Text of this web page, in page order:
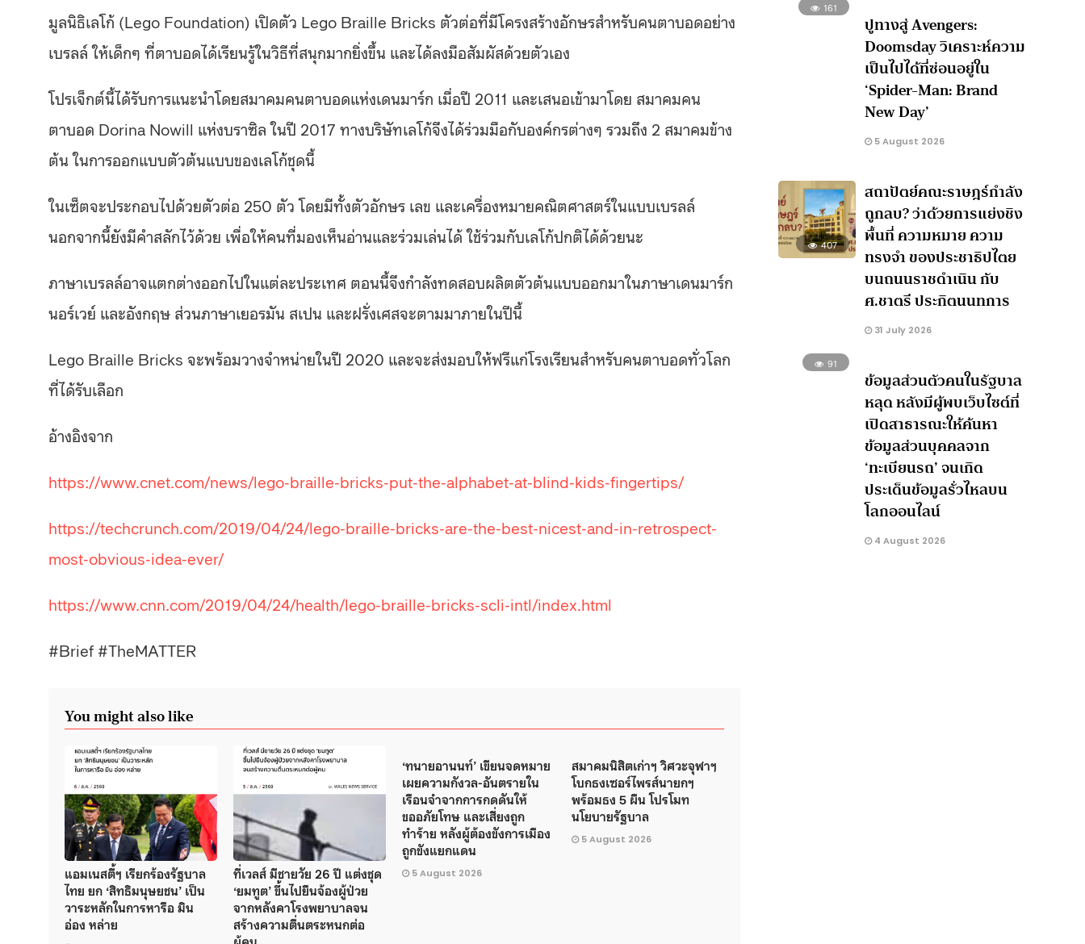
มูลนิธิเลโก้ (Lego Foundation) เปิดตัว Lego Braille Bricks ตัวต่อที่มีโครงสร้างอักษรสำหรับคนตาบอดอย่าง
เบรลล์ ให้เด็กๆ ที่ตาบอดได้เรียนรู้ในวิธีที่สนุกมากยิ่งขึ้น และได้ลงมือสัมผัสด้วยตัวเอง
โปรเจ็กต์นี้ได้รับการแนะนำโดยสมาคมคนตาบอดแห่งเดนมาร์ก เมื่อปี 2011 และเสนอเข้ามาโดย สมาคมคน
ตาบอด Dorina Nowill แห่งบราซิล ในปี 2017 ทางบริษัทเลโก้จึงได้ร่วมมือกับองค์กรต่างๆ รวมถึง 2 สมาคมข้าง
ต้น ในการออกแบบตัวต้นแบบของเลโก้ชุดนี้
ในเซ็ตจะประกอบไปด้วยตัวต่อ 250 ตัว โดยมีทั้งตัวอักษร เลข และเครื่องหมายคณิตศาสตร์ในแบบเบรลล์
นอกจากนี้ยังมีคำสลักไว้ด้วย เพื่อให้คนที่มองเห็นอ่านและร่วมเล่นได้ ใช้ร่วมกับเลโก้ปกติได้ด้วยนะ
ภาษาเบรลล์อาจแตกต่างออกไปในแต่ละประเทศ ตอนนี้จึงกำลังทดสอบผลิตตัวต้นแบบออกมาในภาษาเดนมาร์ก
นอร์เวย์ และอังกฤษ ส่วนภาษาเยอรมัน สเปน และฝรั่งเศสจะตามมาภายในปีนี้
Lego Braille Bricks จะพร้อมวางจำหน่ายในปี 2020 และจะส่งมอบให้ฟรีแก่โรงเรียนสำหรับคนตาบอดทั่วโลก
ที่ได้รับเลือก
อ้างอิงจาก
https://www.cnet.com/news/lego-braille-bricks-put-the-alphabet-at-blind-kids-fingertips/
https://techcrunch.com/2019/04/24/lego-braille-bricks-are-the-best-nicest-and-in-retrospect-
most-obvious-idea-ever/
https://www.cnn.com/2019/04/24/health/lego-braille-bricks-scli-intl/index.html
#Brief #TheMATTER
You might also like
แอมเนสตี้ฯ เรียกร้องรัฐบาล
ไทย ยก ‘สิทธิมนุษยชน’ เป็น
วาระหลักในการหารือ มิน
อ่อง หล่าย
ที่เวลส์ มีชายวัย 26 ปี แต่งชุด
‘ยมทูต’ ขึ้นไปยืนจ้องผู้ป่วย
จากหลังคาโรงพยาบาลจน
สร้างความตื่นตระหนกต่อ
‘ทนายอานนท์’ เขียนจดหมาย
เผยความกังวล-อันตรายใน
เรือนจำจากการกดดันให้
ขออภัยโทษ และเสี่ยงถูก
ทำร้าย หลังผู้ต้องขังการเมือง
ถูกขังแยกแดน
5 August 2026
สมาคมนิสิตเก่าฯ วิศวะจุฬาฯ
โบกธงเซอร์ไพรส์นายกฯ
พร้อมธง 5 ผืน โปรโมท
นโยบายรัฐบาล
5 August 2026
161
ปูทางสู่ Avengers:
Doomsday วิเคราะห์ความ
เป็นไปได้ที่ซ่อนอยู่ใน
‘Spider-Man: Brand
New Day’
5 August 2026
407
สถาปัตย์คณะราษฎร์กำลัง
ถูกลบ? ว่าด้วยการแย่งชิง
พื้นที่ ความหมาย ความ
ทรงจำ ของประชาธิปไตย
บนถนนราชดำเนิน กับ
ศ.ชาตรี ประกิตนนทการ
31 July 2026
91
ข้อมูลส่วนตัวคนในรัฐบาล
หลุด หลังมีผู้พบเว็บไซต์ที่
เปิดสาธารณะให้ค้นหา
ข้อมูลส่วนบุคคลจาก
‘ทะเบียนรถ’ จนเกิด
ประเด็นข้อมูลรั่วไหลบน
โลกออนไลน์
4 August 2026